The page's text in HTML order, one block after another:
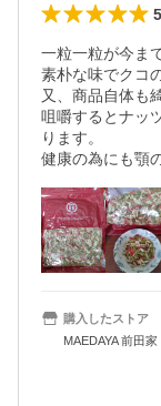
5
一粒一粒が今ま
素朴な味でクコ
又、商品自体も
咀嚼するとナッ
ります。
健康の為にも顎
購入したストア
MAEDAYA 前田家